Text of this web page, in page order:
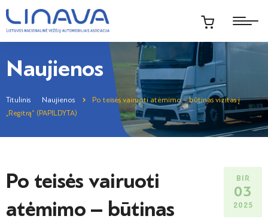
Naujienos
Titulinis Naujienos
Po teisės vairuoti atėmimo – būtinas vizitas į
„Regitrą“ (PAPILDYTA)
Po teisės vairuoti
atėmimo – būtinas
BIR
03
2025